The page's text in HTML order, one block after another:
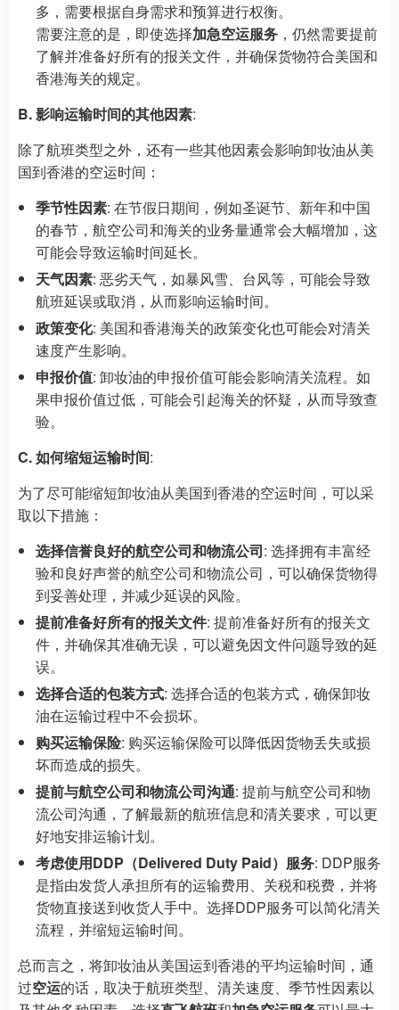
多，需要根据自身需求和预算进行权衡。
需要注意的是，即使选择加急空运服务 ，仍然需要提前
了解并准备好所有的报关文件，并确保货物符合美国和
香港海关的规定。
B. 影响运输时间的其他因素:
除了航班类型之外，还有一些其他因素会影响卸妆油从美
国到香港的空运时间：
季节性因素: 在节假日期间，例如圣诞节、新年和中国
的春节，航空公司和海关的业务量通常会大幅增加，这
可能会导致运输时间延长。
天气因素: 恶劣天气，如暴风雪、台风等，可能会导致
航班延误或取消，从而影响运输时间。
政策变化: 美国和香港海关的政策变化也可能会对清关
速度产生影响。
申报价值: 卸妆油的申报价值可能会影响清关流程。如
果申报价值过低，可能会引起海关的怀疑，从而导致查
验。
C. 如何缩短运输时间:
为了尽可能缩短卸妆油从美国到香港的空运时间，可以采
取以下措施：
选择信誉良好的航空公司和物流公司: 选择拥有丰富经
验和良好声誉的航空公司和物流公司，可以确保货物得
到妥善处理，并减少延误的风险。
提前准备好所有的报关文件: 提前准备好所有的报关文
件，并确保其准确无误，可以避免因文件问题导致的延
误。
选择合适的包装方式: 选择合适的包装方式，确保卸妆
油在运输过程中不会损坏。
购买运输保险: 购买运输保险可以降低因货物丢失或损
坏而造成的损失。
提前与航空公司和物流公司沟通: 提前与航空公司和物
流公司沟通，了解最新的航班信息和清关要求，可以更
好地安排运输计划。
考虑使用DDP（Delivered Duty Paid）服务: DDP服务
是指由发货人承担所有的运输费用、关税和税费，并将
货物直接送到收货人手中。选择DDP服务可以简化清关
流程，并缩短运输时间。
总而言之，将卸妆油从美国运到香港的平均运输时间，通
过空运的话，取决于航班类型、清关速度、季节性因素以